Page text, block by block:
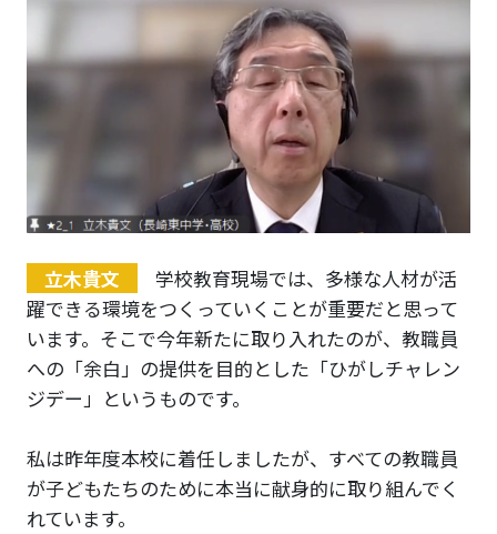
立木貴文
学校教育現場では、多様な人材が活
躍できる環境をつくっていくことが重要だと思って
います。そこで今年新たに取り入れたのが、教職員
への「余白」の提供を目的とした「ひがしチャレン
ジデー」というものです。
私は昨年度本校に着任しましたが、すべての教職員
が子どもたちのために本当に献身的に取り組んでく
れています。